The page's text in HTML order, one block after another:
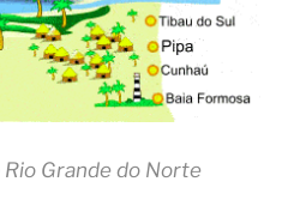
Grande do Norte